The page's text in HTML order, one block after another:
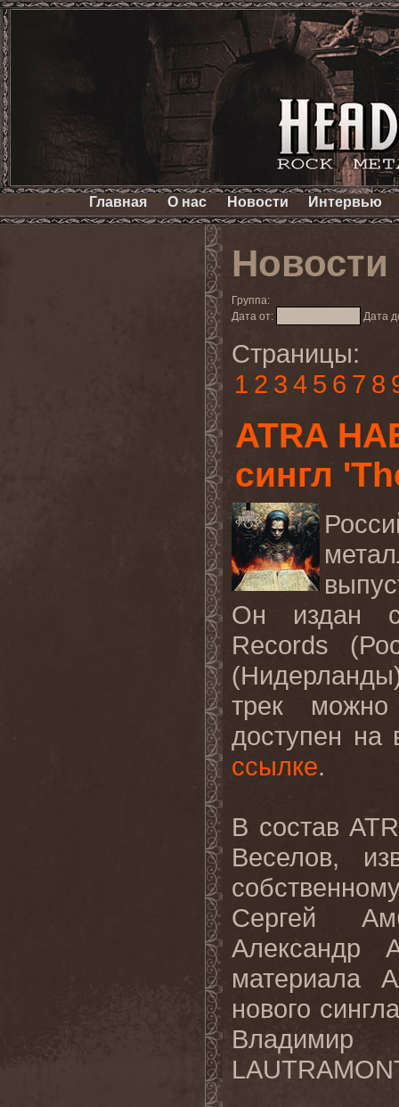
Главная О нас Новости Интервью
Новости
Группа:
Дата от:
Дата
Страницы:
1 2 3 4 5 6 7 8
ATRA
сингл
Он издан
Records
трек
доступен
ссылке.
В состав
Веселов,
Сергей
Александр
материала
нового